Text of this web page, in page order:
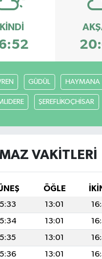
İKINDI
GÜDÜL HAYMANA
ŞEREFLİKOÇHİSAR
VAKITLERI
ÖĞLE
13:01
13:01
13:01
13:01